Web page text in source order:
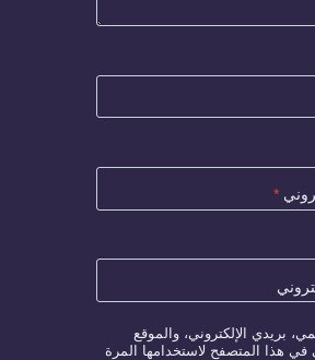
*
بريدي الإلكتروني، والموقع
في هذا المتصفح لاستخدامها المرة